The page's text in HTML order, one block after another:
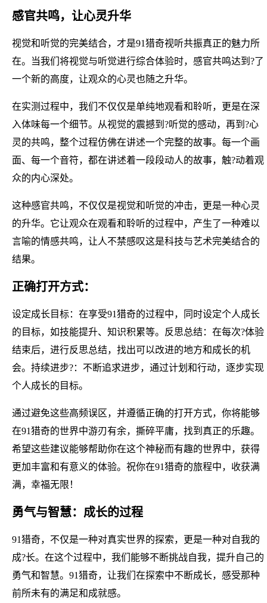
感官共鸣，让心灵升华
视觉和听觉的完美结合，才是91猎奇视听共振真正的魅力所
在。当我们将视觉与听觉进行综合体验时，感官共鸣达到?了
一个新的高度，让观众的心灵也随之升华。
在实测过程中，我们不仅仅是单纯地观看和聆听，更是在深
入体味每一个细节。从视觉的震撼到?听觉的感动，再到?心
灵的共鸣，整个过程仿佛在讲述一个完整的故事。每一个画
面、每一个音符，都在讲述着一段段动人的故事，触?动着观
众的内心深处。
这种感官共鸣，不仅仅是视觉和听觉的冲击，更是一种心灵
的升华。它让观众在观看和聆听的过程中，产生了一种难以
言喻的情感共鸣，让人不禁感叹这是科技与艺术完美结合的
结果。
正确打开方式：
设定成长目标：在享受91猎奇的过程中，同时设定个人成长
的目标，如技能提升、知识积累等。反思总结：在每次?体验
结束后，进行反思总结，找出可以改进的地方和成长的机
会。持续进步?：不断追求进步，通过计划和行动，逐步实现
个人成长的目标。
通过避免这些高频误区，并遵循正确的打开方式，你将能够
在91猎奇的世界中游刃有余，撕碎平庸，找到真正的乐趣。
希望这些建议能够帮助你在这个神秘而有趣的世界中，获得
更加丰富和有意义的体验。祝你在91猎奇的旅程中，收获满
满，幸福无限！
勇气与智慧：成长的过程
91猎奇，不仅是一种对真实世界的探索，更是一种对自我的
成?长。在这个过程中，我们能够不断挑战自我，提升自己的
勇气和智慧。91猎奇，让我们在探索中不断成长，感受那种
前所未有的满足和成就感。